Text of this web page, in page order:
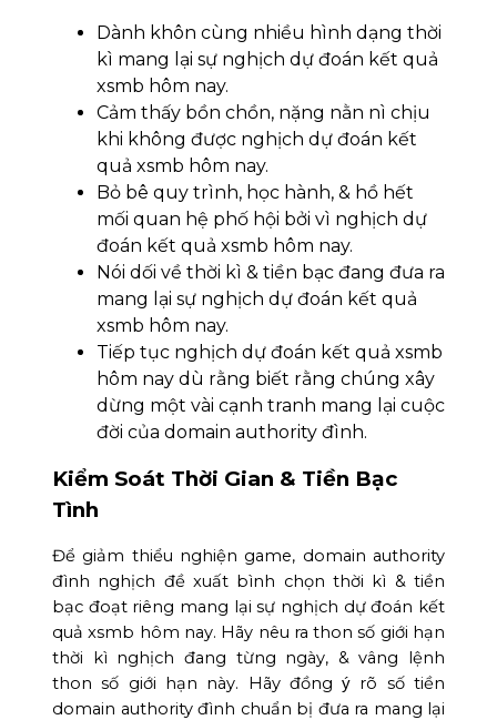
Dành khôn cùng nhiều hình dạng thời
kì mang lại sự nghịch dự đoán kết quả
xsmb hôm nay.
Cảm thấy bồn chồn, nặng nằn nì chịu
khi không được nghịch dự đoán kết
quả xsmb hôm nay.
Bỏ bê quy trình, học hành, & hồ hết
mối quan hệ phố hội bởi vì nghịch dự
đoán kết quả xsmb hôm nay.
Nói dối về thời kì & tiền bạc đang đưa ra
mang lại sự nghịch dự đoán kết quả
xsmb hôm nay.
Tiếp tục nghịch dự đoán kết quả xsmb
hôm nay dù rằng biết rằng chúng xây
dừng một vài cạnh tranh mang lại cuộc
đời của domain authority đình.
Kiểm Soát Thời Gian & Tiền Bạc
Tình
Để giảm thiểu nghiện game, domain authority
đình nghịch đề xuất bình chọn thời kì & tiền
bạc đoạt riêng mang lại sự nghịch dự đoán kết
quả xsmb hôm nay. Hãy nêu ra thon số giới hạn
thời kì nghịch đang từng ngày, & vâng lệnh
thon số giới hạn này. Hãy đồng ý rõ số tiền
domain authority đình chuẩn bị đưa ra mang lại